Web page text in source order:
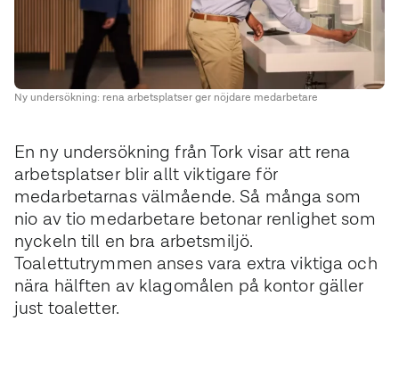
En ny undersökning från Tork visar att rena
arbetsplatser blir allt viktigare för
medarbetarnas välmående. Så många som
nio av tio medarbetare betonar renlighet som
nyckeln till en bra arbetsmiljö.
Toalettutrymmen anses vara extra viktiga och
nära hälften av klagomålen på kontor gäller
just toaletter.
Ny undersökning: rena arbetsplatser ger nöjdare medarbetare